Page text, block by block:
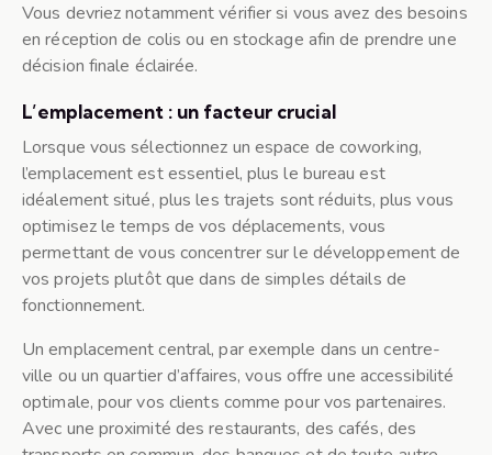
Vous devriez notamment vérifier si vous avez des besoins
en réception de colis ou en stockage afin de prendre une
décision finale éclairée.
L’emplacement : un facteur crucial
Lorsque vous sélectionnez un espace de coworking,
l’emplacement est essentiel, plus le bureau est
idéalement situé, plus les trajets sont réduits, plus vous
optimisez le temps de vos déplacements, vous
permettant de vous concentrer sur le développement de
vos projets plutôt que dans de simples détails de
fonctionnement.
Un emplacement central, par exemple dans un centre-
ville ou un quartier d’affaires, vous offre une accessibilité
optimale, pour vos clients comme pour vos partenaires.
Avec une proximité des restaurants, des cafés, des